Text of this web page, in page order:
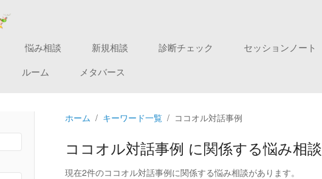
悩み相談 新規相談 診断チェック セッションノート
ルーム メタバース
ホーム キーワード一覧 ココオル対話事例
ココオル対話事例 に関係する悩み相談
現在2件のココオル対話事例に関係する悩み相談があります。